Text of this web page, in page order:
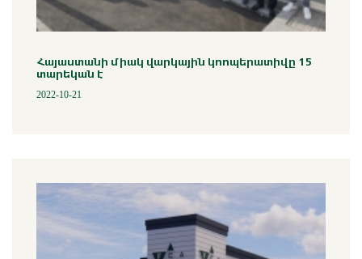
Հայաստանի միակ վարկային կոոպերատիվը 15
տարեկան է
2022-10-21